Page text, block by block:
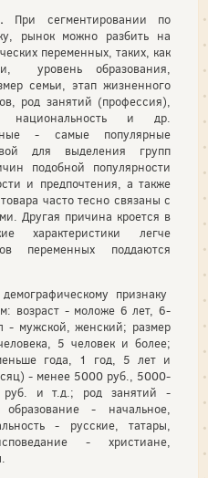
При сегментировании по
рынок можно разбить на
переменных, таких, как
уровень образования,
семьи, этап жизненного
род занятий (профессия),
национальность и др.
- самые популярные
для выделения групп
подобной популярности
и предпочтения, а также
часто тесно связаны с
Другая причина кроется в
характеристики легче
переменных поддаются
признаку
возраст - моложе 6 лет, 6-
- мужской, женский; размер
5 человек и более;
года, 1 год, 5 лет и
- менее 5000 руб., 5000-
и т.д.; род занятий -
- начальное,
- русские, татары,
- христиане,